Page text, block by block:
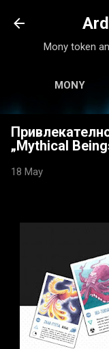
Mony token
MONY
„Mythical
18 May